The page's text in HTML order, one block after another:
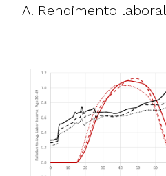
A. Rendimento